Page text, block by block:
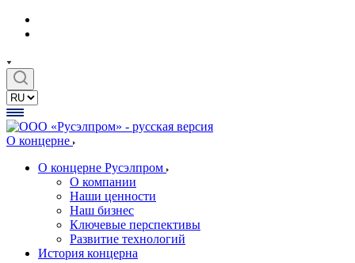
О концерне
О концерне Русэлпром
О компании
Наши ценности
Наш бизнес
Ключевые перспективы
Развитие технологий
История концерна